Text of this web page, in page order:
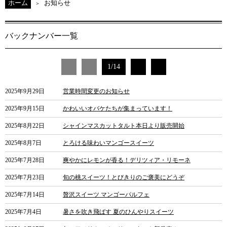
ホーム お知らせ
バックナンバー一覧
1/14
2025年9月29日 営業時間変更のお知らせ
2025年9月15日 かわいいオバケたちが集まっています！
2025年8月22日 シャインマスカットタルト本日より販売開始
2025年8月7日 とろける味わいマンゴースイーツ
2025年7月28日 爽やかにレモンが香る！デリツィア・リモーネ
2025年7月23日 旬の桃スイーツ！とびきりのご褒美にどうぞ
2025年7月14日 贅沢スイーツ マンゴーパルフェ
2025年7月4日 暑さを吹き飛ばす 夏のひんやりスイーツ